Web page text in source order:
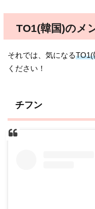
TO1(韓国)のメ
それでは、気になるTO1(
ください！
チフン